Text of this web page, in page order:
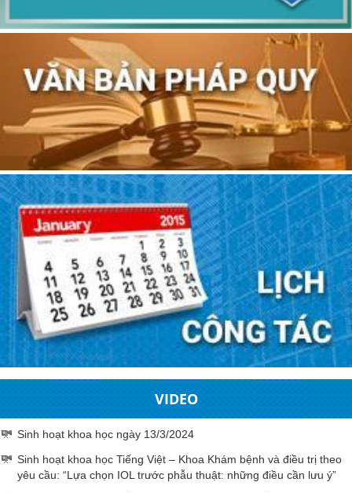
VIDEO
Sinh hoạt khoa học ngày 13/3/2024
Sinh hoạt khoa học Tiếng Việt – Khoa Khám bệnh và điều trị theo
yêu cầu: “Lựa chọn IOL trước phẫu thuật: những điều cần lưu ý”